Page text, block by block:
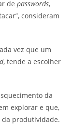
de passwords,
consideram
vez que um
, tende a escolher
da
explorar e que,
da produtividade.